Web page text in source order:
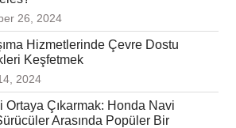
26, 2024
Hizmetlerinde Çevre Dostu
Keşfetmek
2024
Ortaya Çıkarmak: Honda Navi
Arasında Popüler Bir